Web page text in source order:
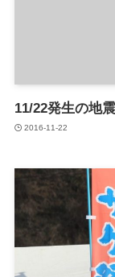
11/22発生の地
2016-11-22